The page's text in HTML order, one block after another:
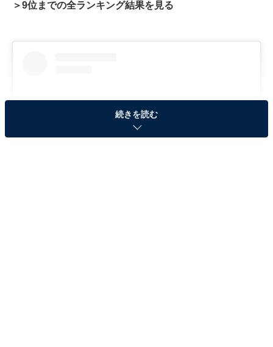
＞9位までの全ランキング結果を見る
続きを読む